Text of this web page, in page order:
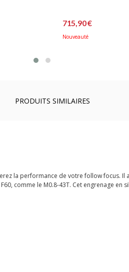
715,90 €
Nouveauté
PRODUITS SIMILAIRES
la performance de votre follow focus.
comme le M0.8-43T. Cet engrenage